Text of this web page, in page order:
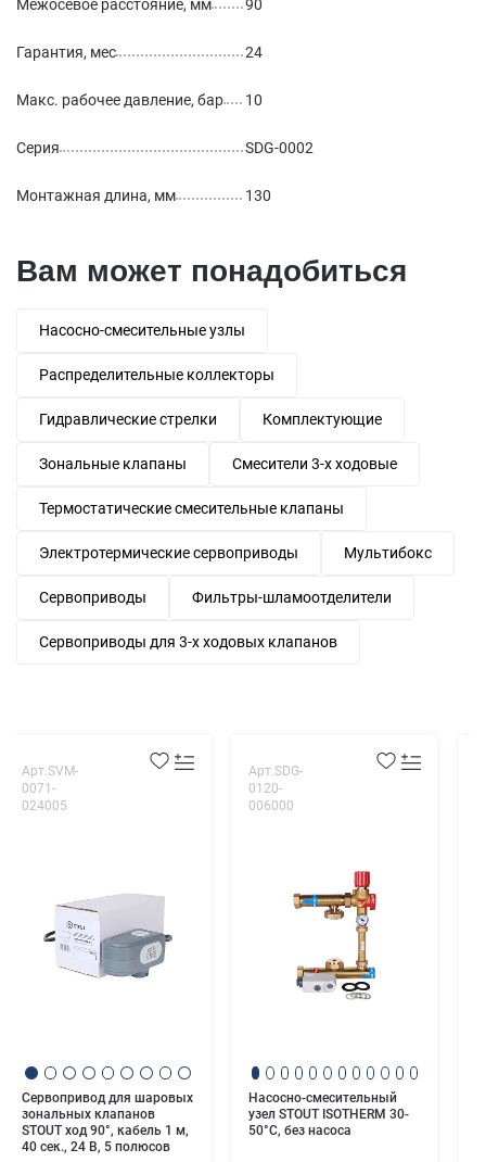
Межосевое расстояние, мм 90
Гарантия, мес 24
Макс. рабочее давление, бар 10
Серия SDG-0002
Монтажная длина, мм 130
Вам может понадобиться
Насосно-смесительные узлы
Распределительные коллекторы
Гидравлические стрелки Комплектующие
Зональные клапаны Смесители 3-х ходовые
Термостатические смесительные клапаны
Электротермические сервоприводы Мультибокс
Сервоприводы Фильтры-шламоотделители
Сервоприводы для 3-х ходовых клапанов
Арт.SVM-
0071-
024005
Сервопривод для шаровых
зональных клапанов
STOUT ход 90°, кабель 1 м,
40 сек., 24 B, 5 полюсов
Арт.SDG-
0120-
006000
Насосно-смесительный
узел STOUT ISOTHERM 30-
50°C, без насоса